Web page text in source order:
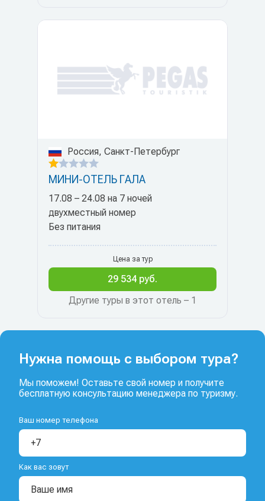
Россия, Санкт-Петербург
МИНИ-ОТЕЛЬ ГАЛА
17.08 – 24.08 на 7 ночей
двухместный номер
Без питания
Другие туры в этот отель – 1
Цена за тур
29 534 руб.
Нужна помощь с выбором тура?
Мы поможем! Оставьте свой номер и получите
бесплатную консультацию менеджера по туризму.
Ваш номер телефона
Как вас зовут